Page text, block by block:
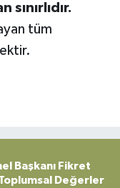
tüm
Başkanı Fikret
Toplumsal Değerler